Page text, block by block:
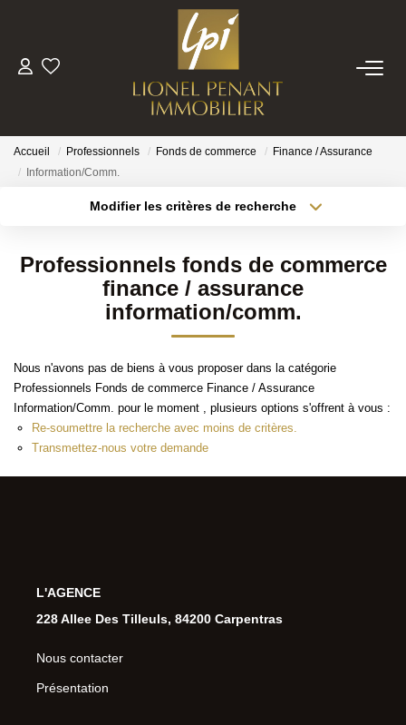
VENTES
PRESTIGE
BIENS VENDUS
ESTIMATION
NOTRE EQUIPE
CONTACT
Accueil Professionnels Fonds de commerce
Finance / Assurance
Information/Comm.
Modifier les critères de recherche
Plus de critères Créer une alerte
Professionnels fonds de commerce
finance / assurance
information/comm.
Nous n'avons pas de biens à vous proposer dans la catégorie
Professionnels Fonds de commerce Finance / Assurance
Information/Comm. pour le moment , plusieurs options s'offrent à vous :
Re-soumettre la recherche avec moins de critères.
Transmettez-nous votre demande
L'AGENCE
228 Allee Des Tilleuls, 84200 Carpentras
Nous contacter
Présentation